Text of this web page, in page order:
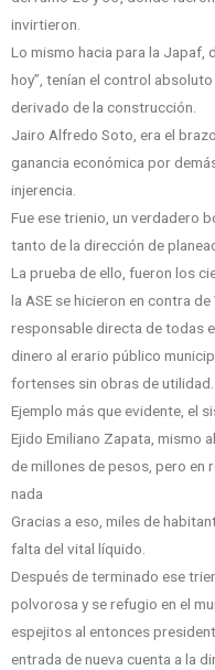
invirtieron.
Lo mismo hacia para la Japaf,
hoy”, tenían el control
derivado de la construcción.
Jairo Alfredo Soto, era el
ganancia económica por
injerencia.
Fue ese trienio, un verdadero
tanto de la dirección de
La prueba de ello, fueron los
la ASE se hicieron en contra
responsable directa de todas
dinero al erario público
fortenses sin obras de utilidad.
Ejemplo más que evidente, el
Ejido Emiliano Zapata, mismo
de millones de pesos, pero en
nada
Gracias a eso, miles de
falta del vital líquido.
Después de terminado ese
polvorosa y se refugio en el
espejitos al entonces
entrada de nueva cuenta a la